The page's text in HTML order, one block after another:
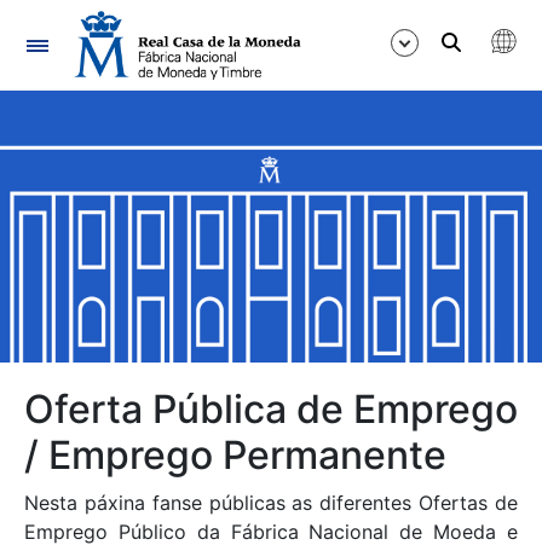
Navegación
Mostrar/Ocultar
Mostrar/Ocultar
Mostrar/Ocultar
Mostrar/Ocultar
Oferta Pública de Emprego
/ Emprego Permanente
Nesta páxina fanse públicas as diferentes Ofertas de
Emprego Público da Fábrica Nacional de Moeda e